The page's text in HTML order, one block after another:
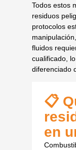
Todos estos
residuos
protocolos
fluidos
cualificado,
diferenciado
📋
en